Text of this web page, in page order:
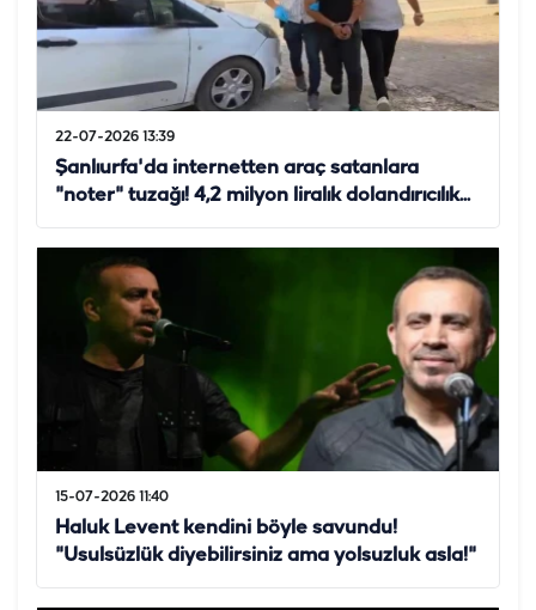
22-07-2026 13:39
Şanlıurfa'da internetten araç satanlara
"noter" tuzağı! 4,2 milyon liralık dolandırıcılık...
15-07-2026 11:40
Haluk Levent kendini böyle savundu!
"Usulsüzlük diyebilirsiniz ama yolsuzluk asla!"